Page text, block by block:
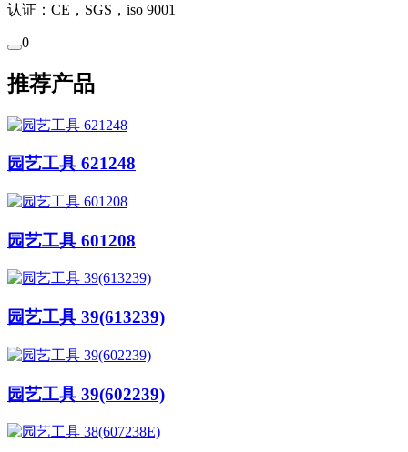
认证：CE，SGS，iso 9001
0
推荐产品
园艺工具 621248
园艺工具 601208
园艺工具 39(613239)
园艺工具 39(602239)